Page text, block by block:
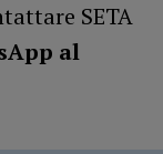
SETA
al